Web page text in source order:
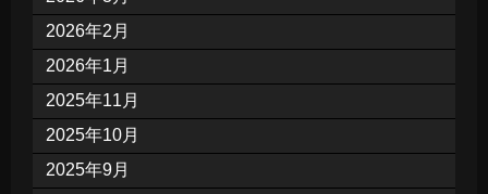
2026年2月
2026年1月
2025年11月
2025年10月
2025年9月